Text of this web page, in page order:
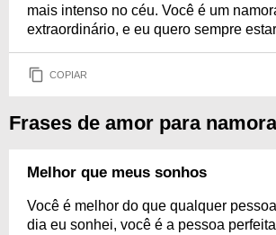
mais intenso no céu. Você é um
extraordinário, e eu quero sempre
COPIAR
Frases de amor para
Melhor que meus sonhos
Você é melhor do que qualquer
dia eu sonhei, você é a pessoa